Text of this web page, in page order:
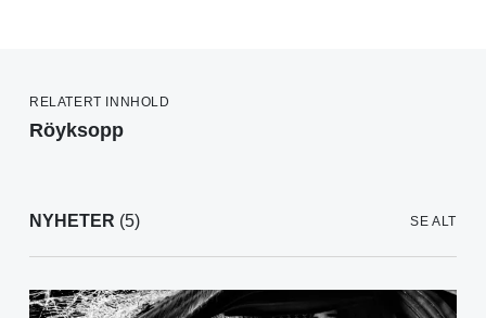
RELATERT INNHOLD
Röyksopp
NYHETER (5) SE ALT